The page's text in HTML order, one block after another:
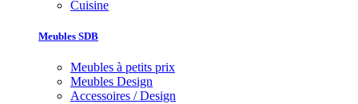
Cuisine
Meubles SDB
Meubles à petits prix
Meubles Design
Accessoires / Design